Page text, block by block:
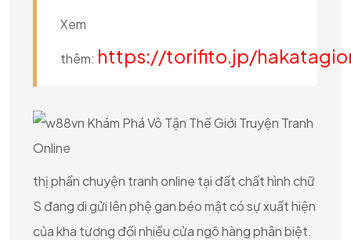
Xem
thêm: https://torifito.jp/
thị phần chuyện tranh online tại đất chất hình chữ
S đang di gửi lên phệ gan béo mật có sự xuất hiện
của kha tương đối nhiều cửa ngõ hàng phân biệt.